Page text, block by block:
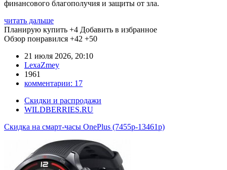
финансового благополучия и защиты от зла.
читать дальше
Планирую купить +4 Добавить в избранное
Обзор понравился +42 +50
21 июля 2026, 20:10
LexaZmey
1961
комментарии: 17
Скидки и распродажи
WILDBERRIES.RU
Скидка на смарт-часы OnePlus (7455р-13461р)